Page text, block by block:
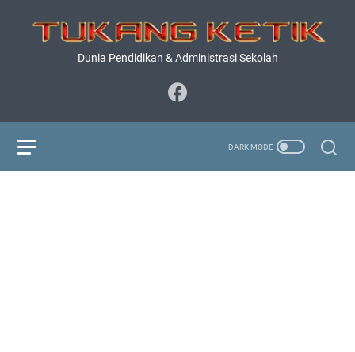
Dunia Pendidikan & Administrasi Sekolah